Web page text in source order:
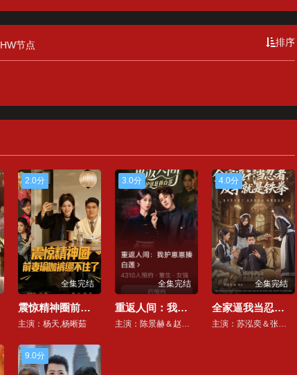
排序
HW节点
2.0分
全集完结
震惊精神圈前妻瑜伽裤绷不住了（离婚后，我看系统逆袭）
主演：杨天,杨晰茹
3.0分
全集完结
重返人间：我护崽崽揍白莲
主演：陈景赫＆赵慧楠
4.0分
全集完结
全家逼我当忍者反手就是铁拳
主演：苏泓奕＆张慧尧
9.0分